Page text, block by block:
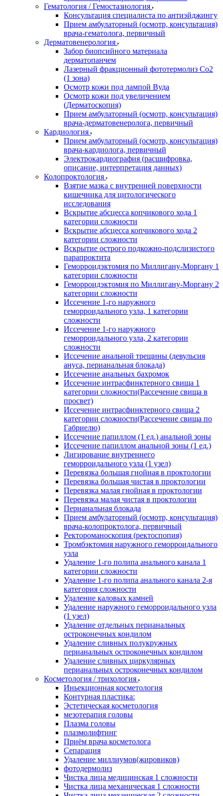
Гематология / Гемостазиология
Консультация специалиста по антиэйджингу
Прием амбулаторный (осмотр, консультация)
врача-гематолога, первичный
Дерматовенерология
Забор биопсийного материала
дерматопанчем
Лазерный фракционный фототермолиз Со2
(1 зона)
Осмотр кожи под лампой Вуда
Осмотр кожи под увеличением
(Дерматоскопия)
Прием амбулаторный (осмотр, консультация)
врача-дерматовенеролога, первичный
Кардиология
Прием амбулаторный (осмотр, консультация)
врача-кардиолога, первичный
Электрокардиография (расшифровка,
описание, интерпретация данных)
Колопроктология
Взятие мазка с внутренней поверхности
кишечника для цитологического
исследования
Вскрытие абсцесса копчикового хода 1
категории сложности
Вскрытие абсцесса копчикового хода 2
категории сложности
Вскрытие острого подкожно-подслизистого
парапроктита
Геморроидэктомия по Миллигану-Моргану 1
категории сложности
Геморроидэктомия по Миллигану-Моргану 2
категории сложности
Иссечение 1-го наружного
геморроидального узла, 1 категории
сложности
Иссечение 1-го наружного
геморроидального узла, 2 категории
сложности
Иссечение анальной трещины (девульсия
ануса, перианальная блокада)
Иссечение анальных бахромок
Иссечение интрасфинктерного свища 1
категории сложности(Рассечение свища в
просвет)
Иссечение интрасфинктерного свища 2
категории сложности(Рассечение свища по
Габриелю)
Иссечение папиллом (1 ед.) анальной зоны
Иссечение папиллом анальной зоны (1 ед.)
Лигирование внутреннего
геморроидального узла (1 узел)
Перевязка большая гнойная в проктологии
Перевязка большая чистая в проктологии
Перевязка малая гнойная в проктологии
Перевязка малая чистая в проктологии
Перианальная блокада
Прием амбулаторный (осмотр, консультация)
врача-колопроктолога, первичный
Ректороманоскопия (ректоспопия)
Тромбэктомия наружного геморроидального
узла
Удаление 1-го полипа анального канала 1
категории сложности
Удаление 1-го полипа анального канала 2-я
категория сложности
Удаление каловых камней
Удаление наружного геморроидального узла
(1 узел)
Удаление отдельных перианальных
остроконечных кондилом
Удаление сливных полукружных
перианальных остроконечных кондилом
Удаление сливных циркулярных
перианальных остроконечных кондилом
Косметология / трихология
Иньекционная косметология
Контурная пластика:
Эстетическая косметология
мезотерапия головы
Плазма головы
плазмолифтинг
Приём врача косметолога
Сепарация
Удаление миллиумов(жировиков)
фотодермолиз
Чистка лица медицинская 1 сложности
Чистка лица механическая 1 сложности